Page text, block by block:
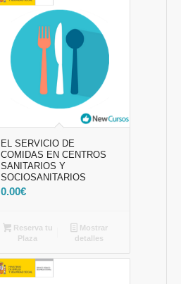
EL SERVICIO DE
COMIDAS EN CENTROS
SANITARIOS Y
SOCIOSANITARIOS
0.00€
Reserva tu
Plaza
Mostrar
detalles